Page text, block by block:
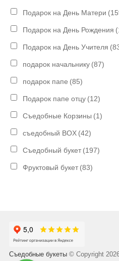
Подарок на День Матери
Подарок на День Рождения
Подарок на День Учителя
подарок начальнику (87)
подарок папе (85)
Подарок папе отцу (12)
Съедобные Корзины (1)
съедобный BOX (42)
Съедобный букет (197)
Фруктовый букет (83)
Съедобные букеты © Copyright